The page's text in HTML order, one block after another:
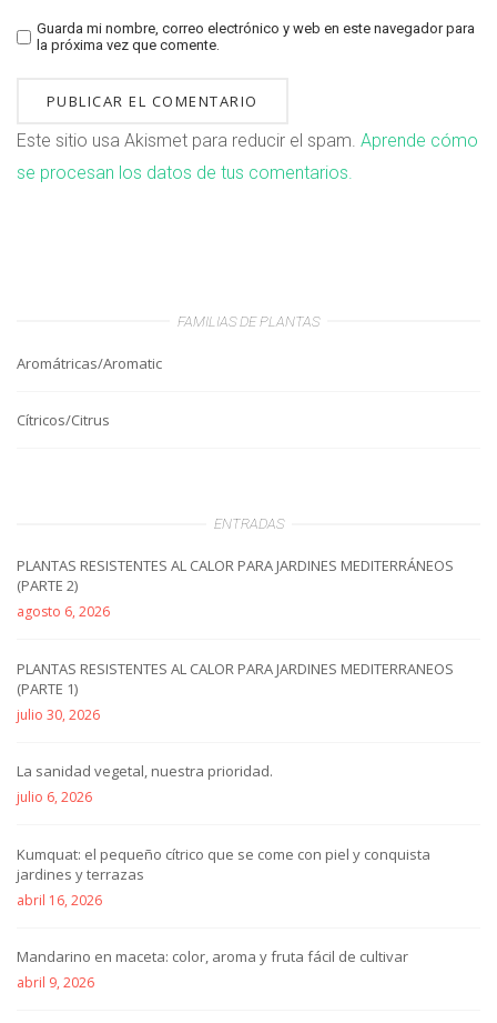
Guarda mi nombre, correo electrónico y web en este navegador para
la próxima vez que comente.
Este sitio usa Akismet para reducir el spam. Aprende cómo
se procesan los datos de tus comentarios.
FAMILIAS DE PLANTAS
Aromátricas/Aromatic
Cítricos/Citrus
ENTRADAS
PLANTAS RESISTENTES AL CALOR PARA JARDINES MEDITERRÁNEOS
(PARTE 2)
agosto 6, 2026
PLANTAS RESISTENTES AL CALOR PARA JARDINES MEDITERRANEOS
(PARTE 1)
julio 30, 2026
La sanidad vegetal, nuestra prioridad.
julio 6, 2026
Kumquat: el pequeño cítrico que se come con piel y conquista
jardines y terrazas
abril 16, 2026
Mandarino en maceta: color, aroma y fruta fácil de cultivar
abril 9, 2026